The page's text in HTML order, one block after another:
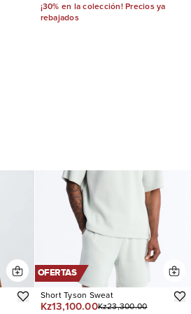
¡30% en la colección! Precios ya
rebajados
OFERTAS
Short Tyson Sweat
Kz13,100.00Kz23,300.00